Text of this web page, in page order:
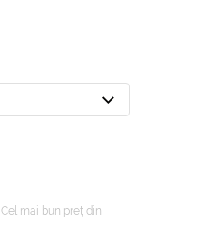
Cel mai bun preț din